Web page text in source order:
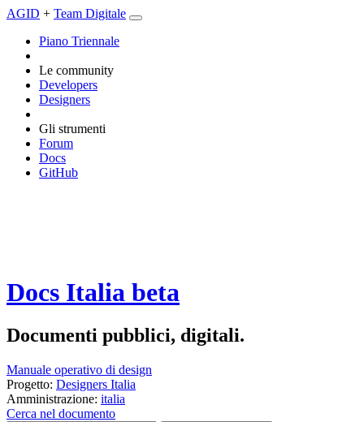
AGID + Team Digitale
Piano Triennale
Le community
Developers
Designers
Gli strumenti
Forum
Docs
GitHub
Docs Italia beta
Documenti pubblici, digitali.
Manuale operativo di design
Progetto: Designers Italia
Amministrazione: italia
Cerca nel documento